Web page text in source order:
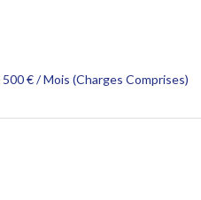
€ / Mois (Charges Comprises)